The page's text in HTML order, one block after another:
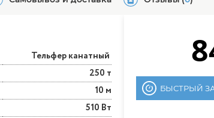
Тельфер канатный
250 т
10 м
510 Вт
БЫСТРЫЙ